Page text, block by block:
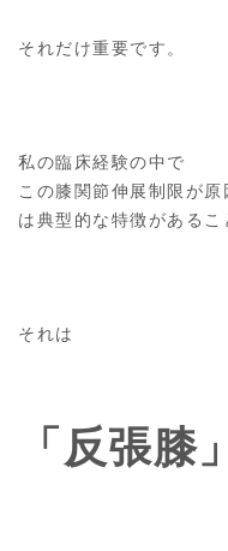
それだけ重要です。
私の臨床経験の中で
この膝関節伸展制限が
は典型的な特徴があるこ
それは
「反張膝」